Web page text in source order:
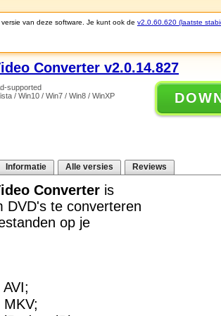
van deze software. Je kunt ook de v2.0.60.620 (laatste
Converter v2.0.14.827
supported
/ Win10 / Win7 / Win8 / WinXP
Informatie Alle versies Reviews
Converter is
DVD's te converteren
op je